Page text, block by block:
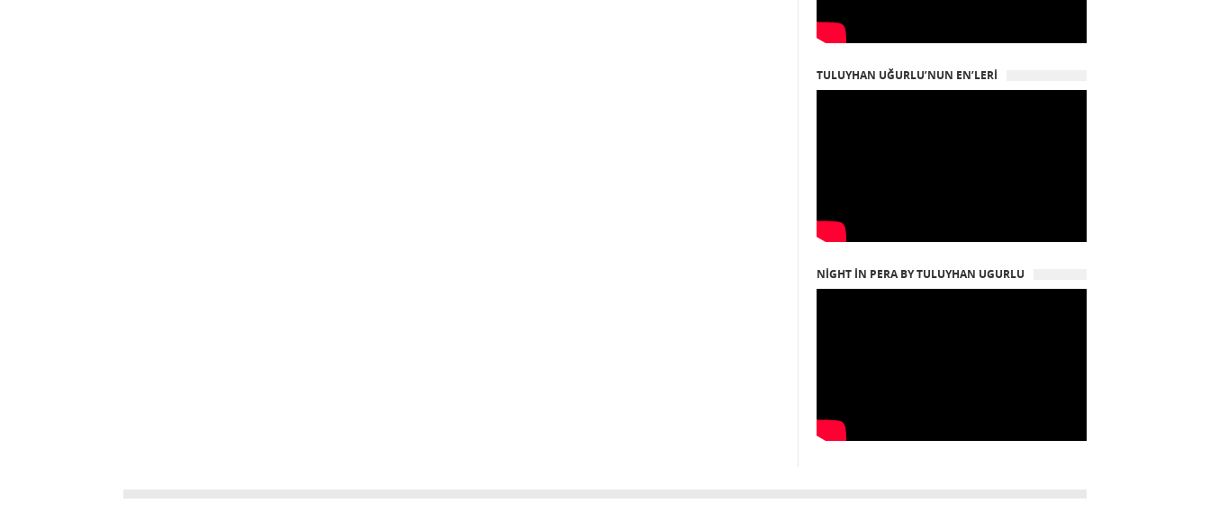
TULUYHAN UĞURLU’NUN EN’LERI
NIGHT IN PERA BY TULUYHAN UGURLU